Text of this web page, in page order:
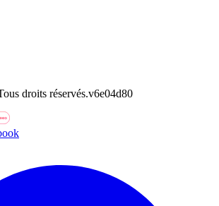
droits réservés.v6e04d80